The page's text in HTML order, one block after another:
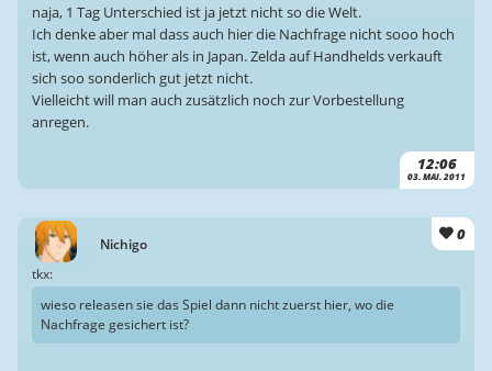
12:06
03. MAI. 2011
naja, 1 Tag Unterschied ist ja jetzt nicht so die Welt.
Ich denke aber mal dass auch hier die Nachfrage nicht sooo hoch
ist, wenn auch höher als in Japan. Zelda auf Handhelds verkauft
sich soo sonderlich gut jetzt nicht.
Vielleicht will man auch zusätzlich noch zur Vorbestellung
anregen.
Nichigo
0
tkx:
wieso releasen sie das Spiel dann nicht zuerst hier, wo die
Nachfrage gesichert ist?